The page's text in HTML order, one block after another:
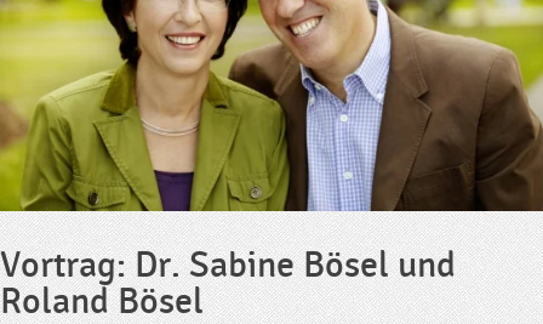
Vortrag: Dr. Sabine Bösel und
Roland Bösel